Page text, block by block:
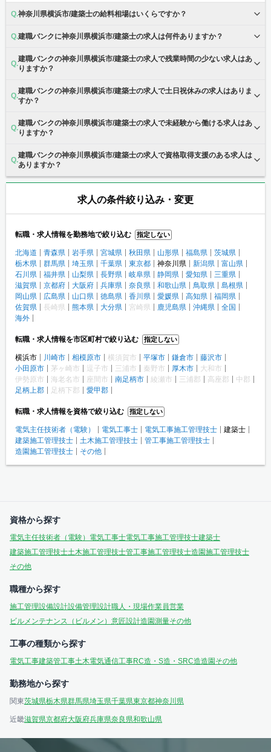
神奈川県横浜市/建築士の給料相場はいくらですか？
建職バンクに神奈川県横浜市/建築士の求人は何件ありますか？
建職バンクの神奈川県横浜市/建築士の求人で残業時間の少ない求人はあ
りますか？
建職バンクの神奈川県横浜市/建築士の求人で土日祝休みの求人はありま
すか？
建職バンクの神奈川県横浜市/建築士の求人で未経験から働ける求人はあ
りますか？
建職バンクの神奈川県横浜市/建築士の求人で資格取得支援のある求人は
ありますか？
求人の条件絞り込み・変更
転職・求人情報を勤務地で絞り込む 指定しない
北海道 青森県 岩手県 宮城県 秋田県 山形県 福島県
茨城県
栃木県
群馬県 埼玉県 千葉県 東京都 神奈川県 新潟県
富山県
石川県
福井県 山梨県 長野県 岐阜県 静岡県 愛知県
三重県
滋賀県
京都府 大阪府 兵庫県 奈良県 和歌山県 鳥取県
島根県
岡山県
広島県 山口県 徳島県 香川県 愛媛県 高知県
福岡県
佐賀県
長崎県 熊本県 大分県 宮崎県 鹿児島県 沖縄県
全国
海外
転職・求人情報を市区町村で絞り込む 指定しない
横浜市 川崎市 相模原市 横須賀市 平塚市 鎌倉市
藤沢市
小田原市
茅ヶ崎市 逗子市 三浦市 秦野市 厚木市
大和市
伊勢原市
海老名市 座間市 南足柄市 綾瀬市 三浦郡 高座郡
中郡
足柄上郡
足柄下郡 愛甲郡
転職・求人情報を資格で絞り込む 指定しない
電気主任技術者（電験） 電気工事士 電気工事施工管理技士
建築士
建築施工管理技士
土木施工管理技士
管工事施工管理技士
造園施工管理技士
その他
資格から探す
電気主任技術者（電験） 電気工事士電気工事施工管理技士建築士
建築施工管理技士土木施工管理技士管工事施工管理技士造園施工管理技士
その他
職種から探す
施工管理設備設計設備管理設計職人・現場作業員営業
ビルメンテナンス（ビルメン） 意匠設計造園測量その他
工事の種類から探す
電気工事建築管工事土木電気通信工事RC造・S造・SRC造造園 その他
勤務地から探す
関東茨城県栃木県群馬県埼玉県千葉県東京都神奈川県
近畿滋賀県京都府大阪府兵庫県奈良県和歌山県